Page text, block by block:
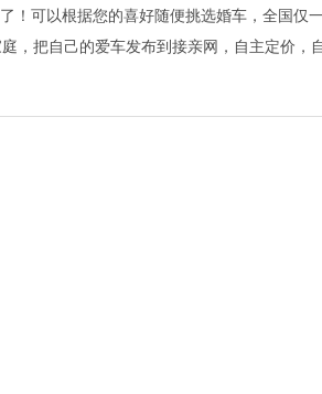
！可以根据您的喜好随便挑选婚车，全国仅
，把自己的爱车发布到接亲网，自主定价，